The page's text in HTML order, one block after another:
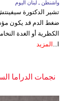
واشنطن ـ لبنان اليوم
تشير الدكتورة
ضغط الدم قد يكون
الكظرية أو الغدة
ا... المزيد
نجمات الدراما